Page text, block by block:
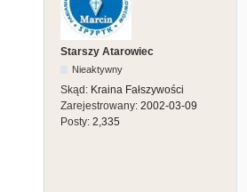
Starszy Atarowiec
Nieaktywny
Skąd: Kraina Fałszywości
Zarejestrowany: 2002-03-09
Posty: 2,335